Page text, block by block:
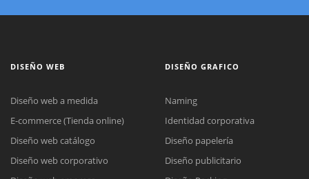
DISEÑO WEB
Diseño web a medida
E-commerce (Tienda online)
Diseño web catálogo
Diseño web corporativo
DISEÑO GRAFICO
Naming
Identidad corporativa
Diseño papelería
Diseño publicitario